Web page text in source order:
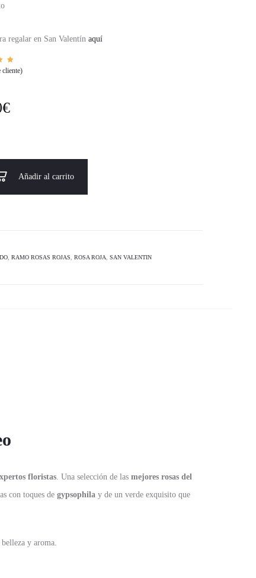
regalar en San Valentín aquí
cliente)
€
Añadir al carrito
, RAMO ROSAS ROJAS ROSA ROJA SAN VALENTIN
floristas. Una selección de las mejores rosas del
con toques de gypsophila y de un verde exquisito que
y aroma.